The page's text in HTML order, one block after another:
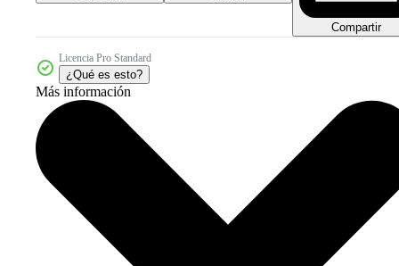
Compartir
Licencia Pro Standard
¿Qué es esto?
Más información